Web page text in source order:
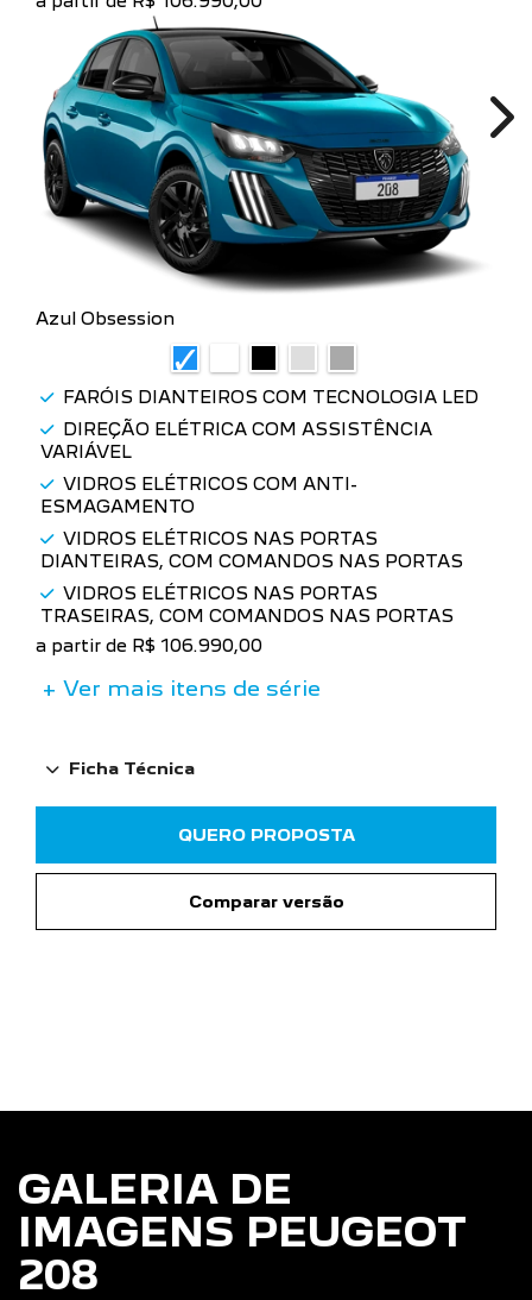
Azul Obsession
FARÓIS DIANTEIROS COM TECNOLOGIA LED
DIREÇÃO ELÉTRICA COM ASSISTÊNCIA
VARIÁVEL
VIDROS ELÉTRICOS COM ANTI-
ESMAGAMENTO
VIDROS ELÉTRICOS NAS PORTAS
DIANTEIRAS, COM COMANDOS NAS PORTAS
VIDROS ELÉTRICOS NAS PORTAS
TRASEIRAS, COM COMANDOS NAS PORTAS
a partir de R$ 106.990,00
+ Ver mais itens de série
Ficha Técnica
QUERO PROPOSTA
Comparar versão
GALERIA DE
IMAGENS PEUGEOT
208